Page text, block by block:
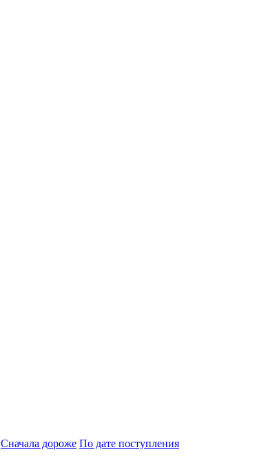
Сначала дороже По дате поступления